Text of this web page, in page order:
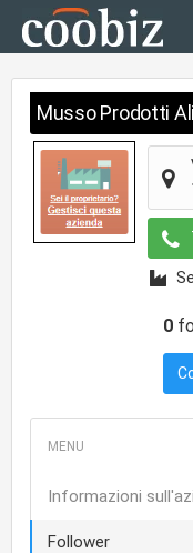
Musso Prodotti
0
Informazioni
Follower